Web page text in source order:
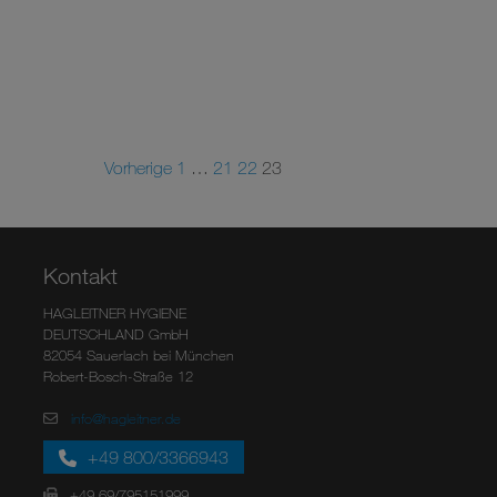
Vorherige 1 … 21 22 23
Kontakt
HAGLEITNER HYGIENE
DEUTSCHLAND GmbH
82054 Sauerlach bei München
Robert-Bosch-Straße 12
info@hagleitner.de
+49 800/3366943